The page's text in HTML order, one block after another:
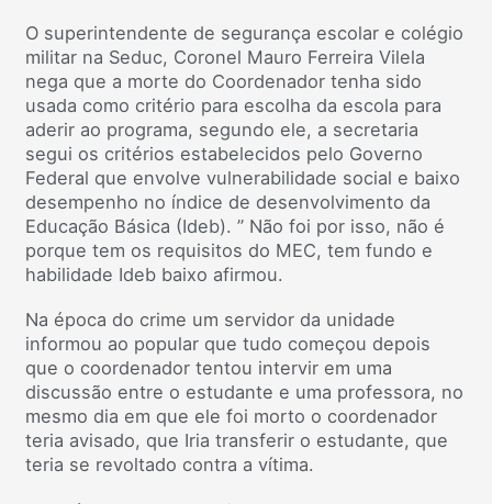
O superintendente de segurança escolar e colégio
militar na Seduc, Coronel Mauro Ferreira Vilela
nega que a morte do Coordenador tenha sido
usada como critério para escolha da escola para
aderir ao programa, segundo ele, a secretaria
segui os critérios estabelecidos pelo Governo
Federal que envolve vulnerabilidade social e baixo
desempenho no índice de desenvolvimento da
Educação Básica (Ideb). ” Não foi por isso, não é
porque tem os requisitos do MEC, tem fundo e
habilidade Ideb baixo afirmou.
Na época do crime um servidor da unidade
informou ao popular que tudo começou depois
que o coordenador tentou intervir em uma
discussão entre o estudante e uma professora, no
mesmo dia em que ele foi morto o coordenador
teria avisado, que Iria transferir o estudante, que
teria se revoltado contra a vítima.